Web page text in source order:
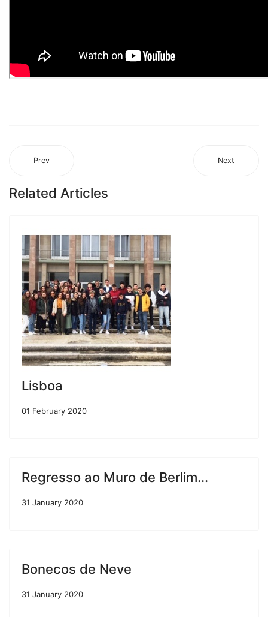
Prev Next
Related Articles
Lisboa
01 February 2020
Regresso ao Muro de Berlim...
31 January 2020
Bonecos de Neve
31 January 2020